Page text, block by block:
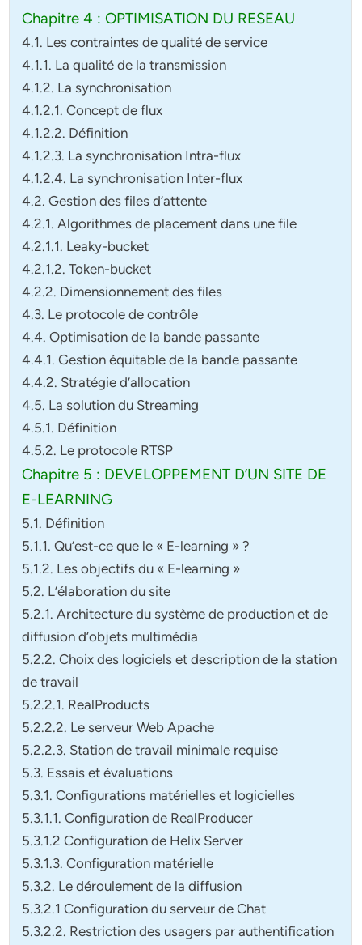
Chapitre 4 : OPTIMISATION DU RESEAU
4.1. Les contraintes de qualité de service
4.1.1. La qualité de la transmission
4.1.2. La synchronisation
4.1.2.1. Concept de flux
4.1.2.2. Définition
4.1.2.3. La synchronisation Intra-flux
4.1.2.4. La synchronisation Inter-flux
4.2. Gestion des files d’attente
4.2.1. Algorithmes de placement dans une file
4.2.1.1. Leaky-bucket
4.2.1.2. Token-bucket
4.2.2. Dimensionnement des files
4.3. Le protocole de contrôle
4.4. Optimisation de la bande passante
4.4.1. Gestion équitable de la bande passante
4.4.2. Stratégie d’allocation
4.5. La solution du Streaming
4.5.1. Définition
4.5.2. Le protocole RTSP
Chapitre 5 : DEVELOPPEMENT D’UN SITE DE
E-LEARNING
5.1. Définition
5.1.1. Qu’est-ce que le « E-learning » ?
5.1.2. Les objectifs du « E-learning »
5.2. L’élaboration du site
5.2.1. Architecture du système de production et de
diffusion d’objets multimédia
5.2.2. Choix des logiciels et description de la station
de travail
5.2.2.1. RealProducts
5.2.2.2. Le serveur Web Apache
5.2.2.3. Station de travail minimale requise
5.3. Essais et évaluations
5.3.1. Configurations matérielles et logicielles
5.3.1.1. Configuration de RealProducer
5.3.1.2 Configuration de Helix Server
5.3.1.3. Configuration matérielle
5.3.2. Le déroulement de la diffusion
5.3.2.1 Configuration du serveur de Chat
5.3.2.2. Restriction des usagers par authentification